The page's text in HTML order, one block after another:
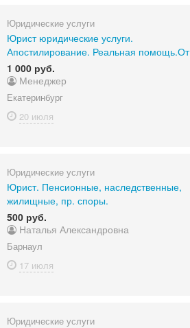
Юридические услуги
Юрист юридические услуги.
Апостилирование. Реальная помощь.От
1 000 руб.
Менеджер
Екатеринбург
20 июля
Юридические услуги
Юрист. Пенсионные, наследственные,
жилищные, пр. споры.
500 руб.
Наталья Александровна
Барнаул
17 июля
Юридические услуги